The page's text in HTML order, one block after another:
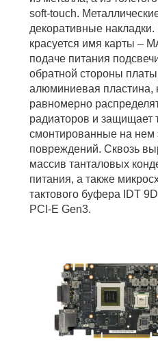
soft-touch.
декоративные
красуется имя карты –
подаче питания
обратной стороны
алюминиевая пластина,
равномерно
радиаторов и защищает
смонтированные на нем
повреждений. Сквозь
массив танталовых
питания, а также
тактового буфера IDT
PCI-E Gen3.